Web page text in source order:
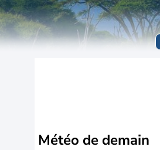
Météo de demain